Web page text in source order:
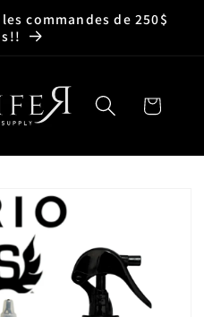
commandes de 250$
Panier